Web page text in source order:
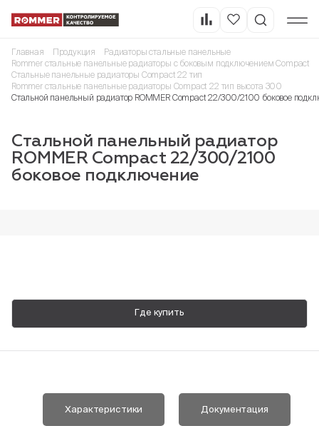
Главная Продукция
Радиаторы стальные панельные
Rommer стальные панельные радиаторы с боковым подключением Compact
Стальные панельные радиаторы Compact 22 тип
Rommer стальные панельные радиаторы Compact 22 тип высота 300
Стальной панельный радиатор ROMMER Compact 22/300/2100 боковое
Стальной панельный радиатор
ROMMER Compact 22/300/2100
боковое подключение
Где купить
Характеристики Документация